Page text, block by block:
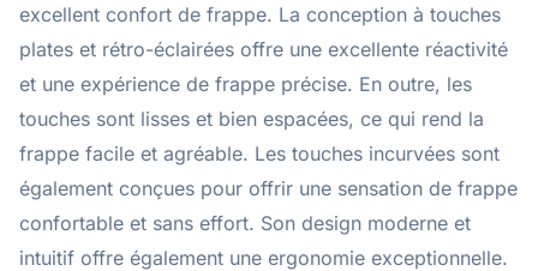
excellent confort de frappe. La conception à touches
plates et rétro-éclairées offre une excellente réactivité
et une expérience de frappe précise. En outre, les
touches sont lisses et bien espacées, ce qui rend la
frappe facile et agréable. Les touches incurvées sont
également conçues pour offrir une sensation de frappe
confortable et sans effort. Son design moderne et
intuitif offre également une ergonomie exceptionnelle.